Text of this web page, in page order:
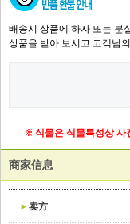
배송시 상품에 하자 또는 분
상품을 받아 보시고 고객님
※ 식물은 식물특성상 사
商家信息
卖方